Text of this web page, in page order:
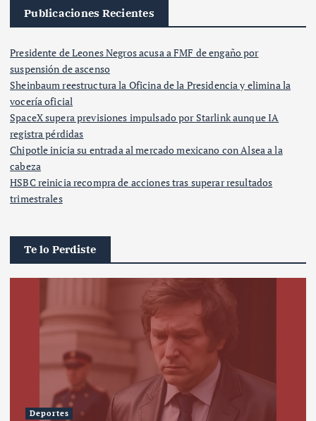
Publicaciones Recientes
Presidente de Leones Negros acusa a FMF de engaño por
suspensión de ascenso
Sheinbaum reestructura la Oficina de la Presidencia y elimina la
vocería oficial
SpaceX supera previsiones impulsado por Starlink aunque IA
registra pérdidas
Chipotle inicia su entrada al mercado mexicano con Alsea a la
cabeza
HSBC reinicia recompra de acciones tras superar resultados
trimestrales
Te lo Perdiste
Deportes